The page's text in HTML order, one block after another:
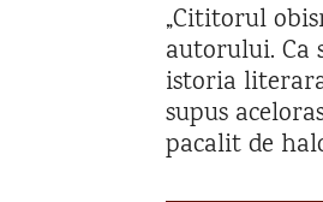
„Cititorul
autorului. Ca
istoria
supus
pacalit de